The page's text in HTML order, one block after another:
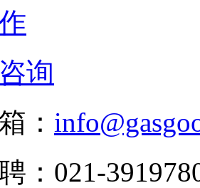
询
：
：021-